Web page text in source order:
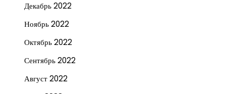
Декабрь 2022
Ноябрь 2022
Октябрь 2022
Сентябрь 2022
Август 2022